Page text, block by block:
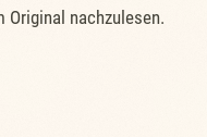
nachzulesen.